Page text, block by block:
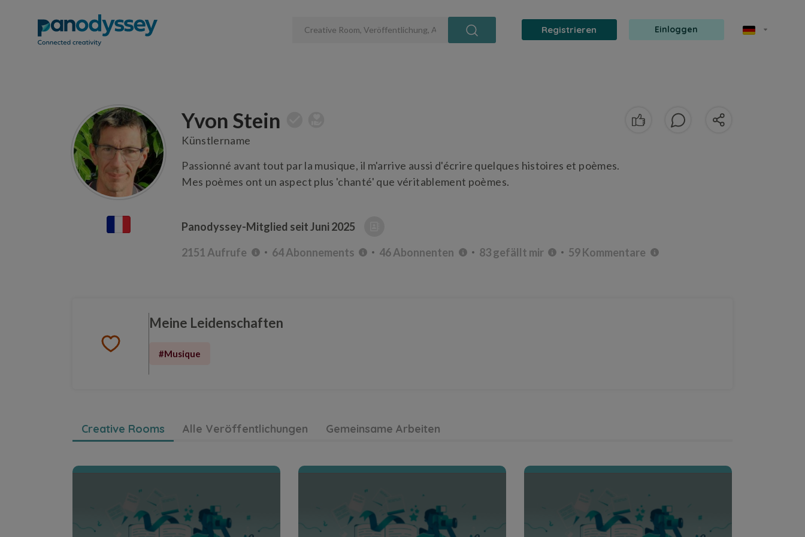
Registrieren Einloggen
Yvon Stein
Künstlername
Passionné avant tout par la musique, il m'arrive aussi d'écrire quelques histoires et poèmes.
Mes poèmes ont un aspect plus 'chanté' que véritablement poèmes.
Panodyssey-Mitglied seitJuni 2025
2151 Aufrufe
64 Abonnements 46 Abonnenten 83 gefällt mir 59 Kommentare
Meine Leidenschaften
#Musique
Creative Rooms Alle Veröffentlichungen Gemeinsame Arbeiten
L'heure et venue, un suspense
romantique
Poèmes - Émotions Les couloirs (Poèmes) Poèmes musicaux